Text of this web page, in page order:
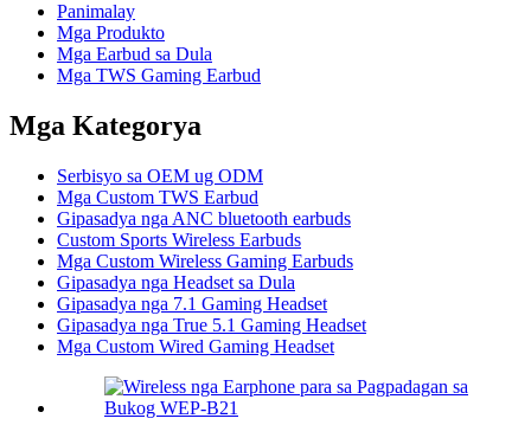
Panimalay
Mga Produkto
Mga Earbud sa Dula
Mga TWS Gaming Earbud
Mga Kategorya
Serbisyo sa OEM ug ODM
Mga Custom TWS Earbud
Gipasadya nga ANC bluetooth earbuds
Custom Sports Wireless Earbuds
Mga Custom Wireless Gaming Earbuds
Gipasadya nga Headset sa Dula
Gipasadya nga 7.1 Gaming Headset
Gipasadya nga True 5.1 Gaming Headset
Mga Custom Wired Gaming Headset